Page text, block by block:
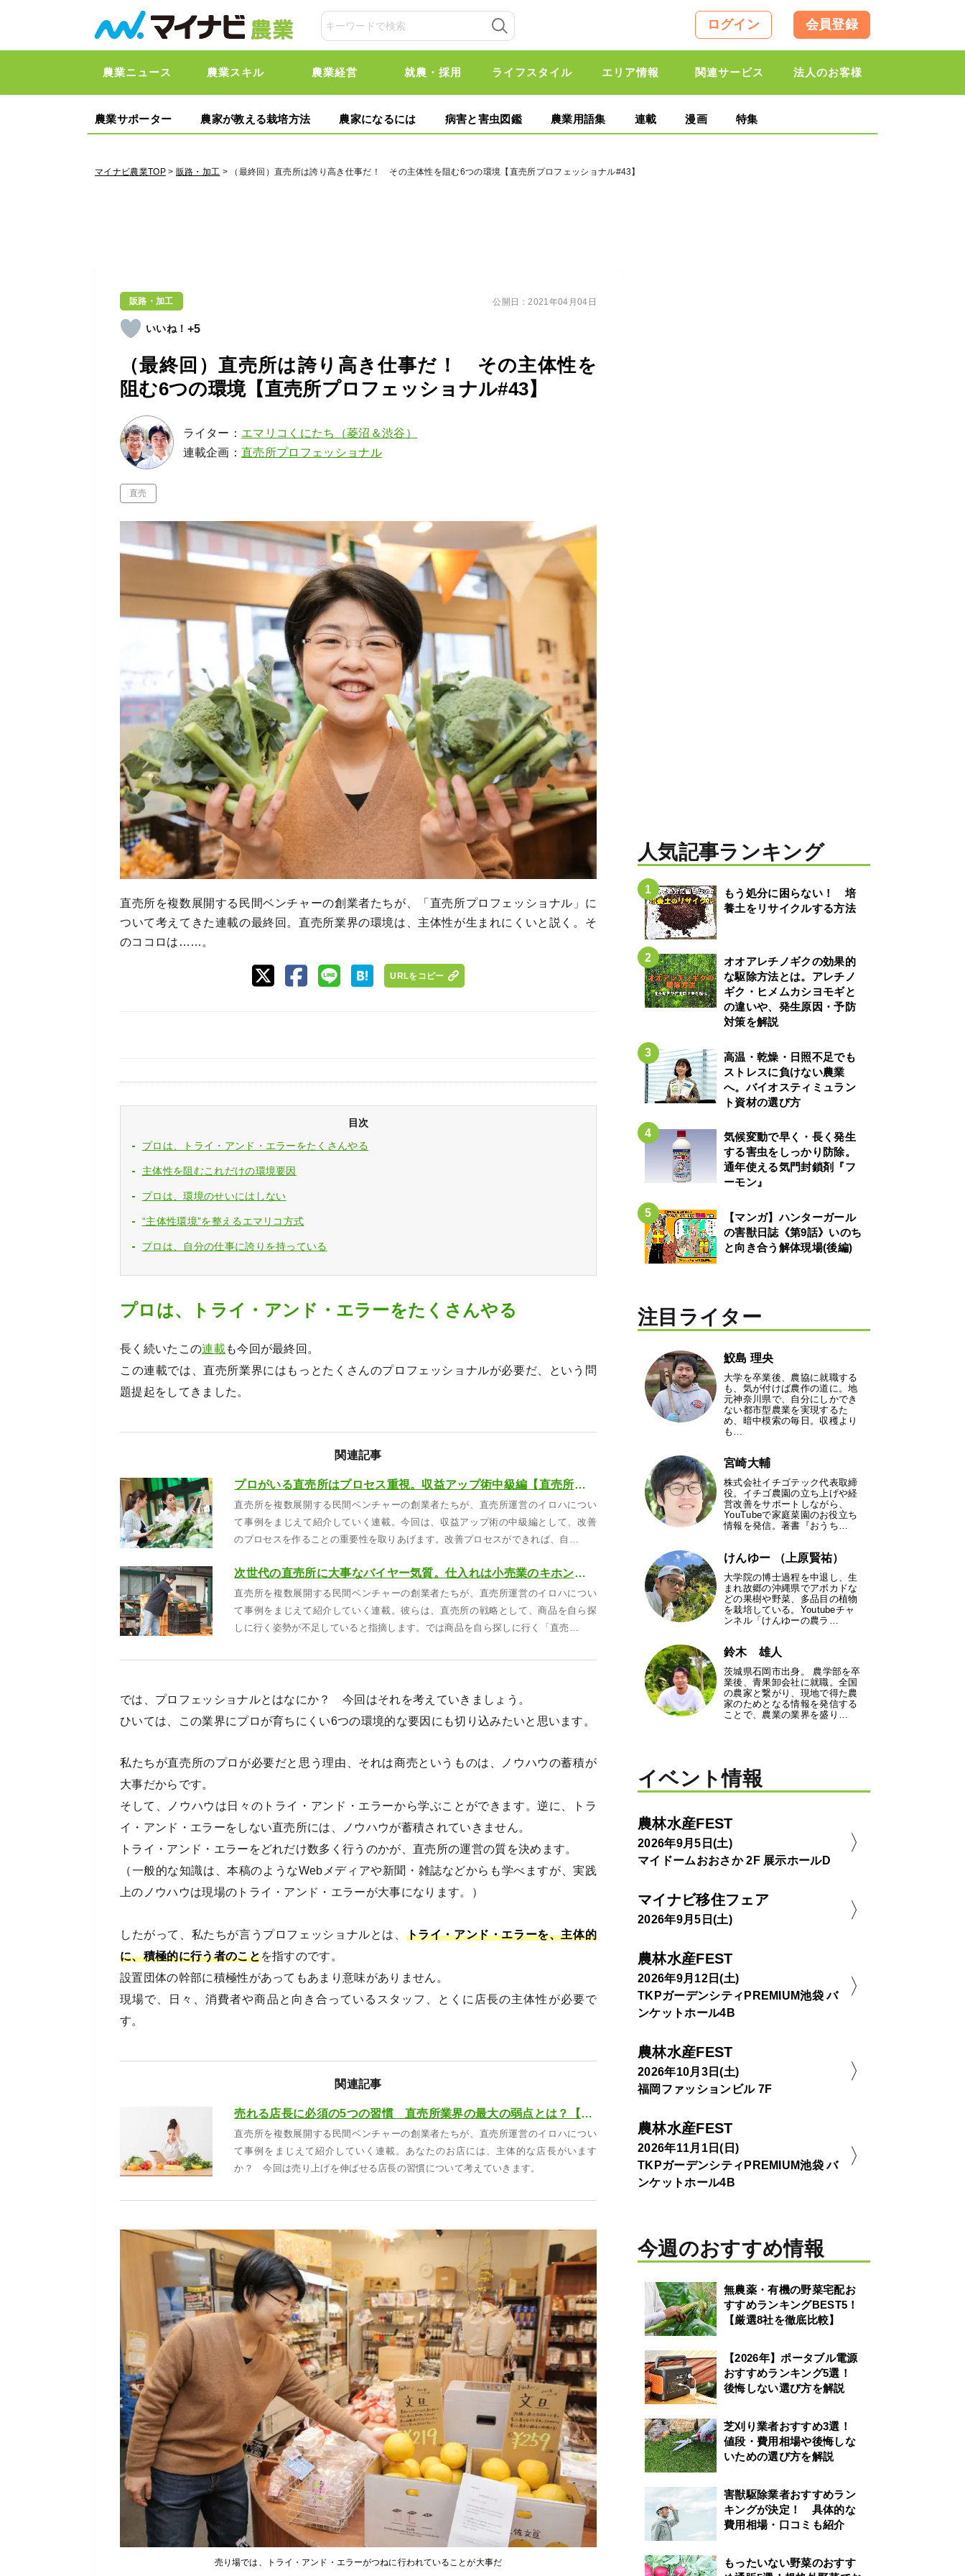
ログイン 会員登録
農業ニュース 農業スキル 農業経営 就農・採用 ライフスタイル エリア情報 関連サービス 法人のお客様
農業サポーター 農家が教える栽培方法 農家になるには 病害と害虫図鑑 農業用語集 連載 漫画 特集
マイナビ農業TOP> 販路・加工 > （最終回）直売所は誇り高き仕事だ！ その主体性を阻む6つの環境【直売所プロフェッショナル#43】
販路・加工
+5
（最終回）直売所は誇り高き仕事だ！ その主体性を
阻む6つの環境【直売所プロフェッショナル#43】
ライター： エマリコくにたち（菱沼＆渋谷）
連載企画：直売所プロフェッショナル
直売
公開日：2021年04月04日
直売所を複数展開する民間ベンチャーの創業者たちが、「直売所プロフェッショナル」に
ついて考えてきた連載の最終回。直売所業界の環境は、主体性が生まれにくいと説く。そ
のココロは……。
URLをコピー
目次
プロは、トライ・アンド・エラーをたくさんやる
主体性を阻むこれだけの環境要因
プロは、環境のせいにはしない
“主体性環境”を整えるエマリコ方式
プロは、自分の仕事に誇りを持っている
プロは、トライ・アンド・エラーをたくさんやる
長く続いたこの連載も今回が最終回。
この連載では、直売所業界にはもっとたくさんのプロフェッショナルが必要だ、という問
題提起をしてきました。
関連記事
プロがいる直売所はプロセス重視。収益アップ術中級編【直売所プロフェッショナル#29】
直売所を複数展開する民間ベンチャーの創業者たちが、直売所運営のイロハについ
て事例をまじえて紹介していく連載。今回は、収益アップ術の中級編として、改善
のプロセスを作ることの重要性を取りあげます。改善プロセスができれば、自…
次世代の直売所に大事なバイヤー気質。仕入れは小売業のキホンのキ。【直売所プロフェッショナル#06】
直売所を複数展開する民間ベンチャーの創業者たちが、直売所運営のイロハについ
て事例をまじえて紹介していく連載。彼らは、直売所の戦略として、商品を自ら探
しに行く姿勢が不足していると指摘します。では商品を自ら探しに行く「直売…
では、プロフェッショナルとはなにか？ 今回はそれを考えていきましょう。
ひいては、この業界にプロが育ちにくい6つの環境的な要因にも切り込みたいと思います。
私たちが直売所のプロが必要だと思う理由、それは商売というものは、ノウハウの蓄積が
大事だからです。
そして、ノウハウは日々のトライ・アンド・エラーから学ぶことができます。逆に、トラ
イ・アンド・エラーをしない直売所には、ノウハウが蓄積されていきません。
トライ・アンド・エラーをどれだけ数多く行うのかが、直売所の運営の質を決めます。
（一般的な知識は、本稿のようなWebメディアや新聞・雑誌などからも学べますが、実践
上のノウハウは現場のトライ・アンド・エラーが大事になります。）
したがって、私たちが言うプロフェッショナルとは、 トライ・アンド・エラーを、主体的
に、積極的に行う者のことを指すのです。
設置団体の幹部に積極性があってもあまり意味がありません。
現場で、日々、消費者や商品と向き合っているスタッフ、とくに店長の主体性が必要で
す。
関連記事
売れる店長に必須の5つの習慣 直売所業界の最大の弱点とは？【直売所プロフェッショナル#33】
直売所を複数展開する民間ベンチャーの創業者たちが、直売所運営のイロハについ
て事例をまじえて紹介していく連載。あなたのお店には、主体的な店長がいます
か？ 今回は売り上げを伸ばせる店長の習慣について考えていきます。
売り場では、トライ・アンド・エラーがつねに行われていることが大事だ
人気記事ランキング
もう処分に困らない！ 培
養土をリサイクルする方法
オオアレチノギクの効果的
な駆除方法とは。アレチノ
ギク・ヒメムカシヨモギと
の違いや、発生原因・予防
対策を解説
高温・乾燥・日照不足でも
ストレスに負けない農業
へ。バイオスティミュラン
ト資材の選び方
気候変動で早く・長く発生
する害虫をしっかり防除。
通年使える気門封鎖剤『フ
ーモン』
【マンガ】ハンターガール
の害獣日誌《第9話》いのち
と向き合う解体現場(後編)
注目ライター
鮫島 理央
大学を卒業後、農協に就職する
も、気が付けば農作の道に。地
元神奈川県で、自分にしかでき
ない都市型農業を実現するた
め、暗中模索の毎日。収穫より
も…
宮崎大輔
株式会社イチゴテック代表取締
役。イチゴ農園の立ち上げや経
営改善をサポートしながら、
YouTubeで家庭菜園のお役立ち
情報を発信。著書『おうち…
けんゆー （上原賢祐）
大学院の博士過程を中退し、生
まれ故郷の沖縄県でアボカドな
どの果樹や野菜、多品目の植物
を栽培している。Youtubeチャ
ンネル「けんゆーの農ラ…
鈴木 雄人
茨城県石岡市出身。 農学部を卒
業後、青果卸会社に就職。全国
の農家と繋がり、現地で得た農
家のためとなる情報を発信する
ことで、農業の業界を盛り…
イベント情報
農林水産FEST
2026年9月5日(土)
マイドームおおさか 2F 展示ホールD
マイナビ移住フェア
2026年9月5日(土)
農林水産FEST
2026年9月12日(土)
TKPガーデンシティPREMIUM池袋 バ
ンケットホール4B
農林水産FEST
2026年10月3日(土)
福岡ファッションビル 7F
農林水産FEST
2026年11月1日(日)
TKPガーデンシティPREMIUM池袋 バ
ンケットホール4B
今週のおすすめ情報
無農薬・有機の野菜宅配お
すすめランキングBEST5！
【厳選8社を徹底比較】
【2026年】ポータブル電源
おすすめランキング5選！
後悔しない選び方を解説
芝刈り業者おすすめ3選！
値段・費用相場や後悔しな
いための選び方を解説
害獣駆除業者おすすめラン
キングが決定！ 具体的な
費用相場・口コミも紹介
もったいない野菜のおすす